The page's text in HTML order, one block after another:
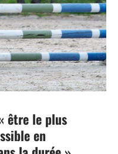
être le plus
en